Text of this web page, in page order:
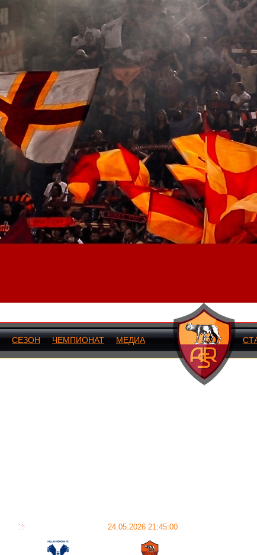
СЕЗОН ЧЕМПИОНАТ МЕДИА
24.05.2026 21:45:00